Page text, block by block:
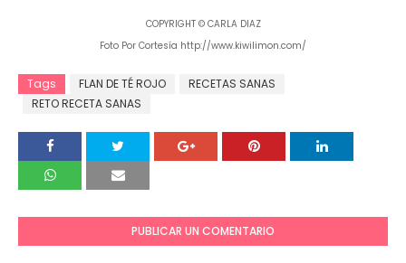
COPYRIGHT © CARLA DIAZ
Foto Por Cortesía http://www.kiwilimon.com/
Tags FLAN DE TÉ ROJO
RECETAS SANAS
RETO RECETA SANAS
PUBLICAR UN COMENTARIO